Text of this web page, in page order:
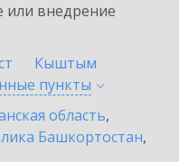
или внедрение
Кыштым
пункты
область,
Башкортостан,